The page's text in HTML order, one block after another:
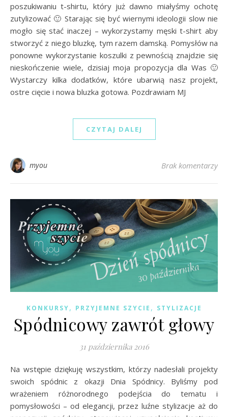
poszukiwaniu t-shirtu, który już dawno miałyśmy ochotę
zutylizować 🙂 Starając się być wiernymi ideologii slow nie
mogło się stać inaczej – wykorzystamy męski t-shirt aby
stworzyć z niego bluzkę, tym razem damską. Pomysłów na
ponowne wykorzystanie koszulki z pewnością znajdzie się
nieskończenie wiele, dzisiaj moja propozycja dla Was 🙂
Wystarczy kilka dodatków, które ubarwią nasz projekt,
ostre cięcie i nowa bluzka gotowa. Pozdrawiam MJ
CZYTAJ DALEJ
myou Brak komentarzy
KONKURSY, PRZYJEMNE SZYCIE , STYLIZACJE
Spódnicowy zawrót głowy
31 października 2016
Na wstępie dziękuję wszystkim, którzy nadesłali projekty
swoich spódnic z okazji Dnia Spódnicy. Byliśmy pod
wrażeniem różnorodnego podejścia do tematu i
pomysłowości – od elegancji, przez luźne stylizacje aż do